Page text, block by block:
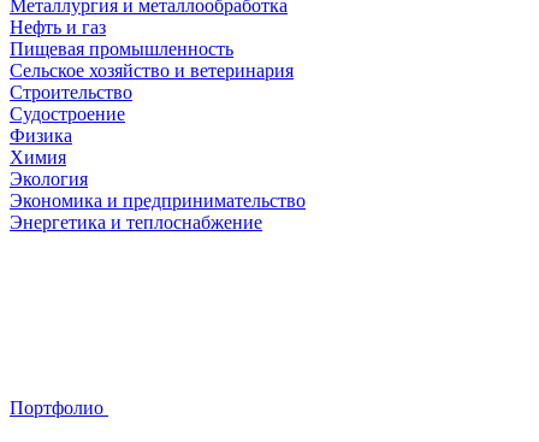
Металлургия и металлообработка
Нефть и газ
Пищевая промышленность
Сельское хозяйство и ветеринария
Строительство
Судостроение
Физика
Химия
Экология
Экономика и предпринимательство
Энергетика и теплоснабжение
Портфолио